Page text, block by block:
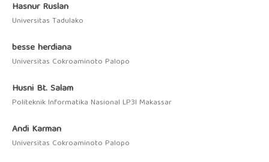
Hasnur Ruslan
Universitas Tadulako
besse herdiana
Universitas Cokroaminoto Palopo
Husni Bt. Salam
Politeknik Informatika Nasional LP3I Makassar
Andi Karman
Universitas Cokroaminoto Palopo